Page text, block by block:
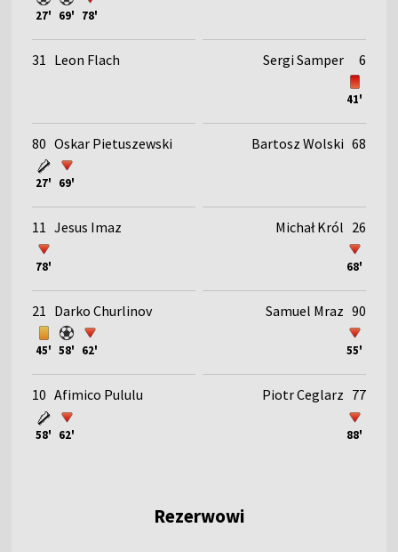
27' 69' 78'
31 Leon Flach
80 Oskar Pietuszewski
27' 69'
11 Jesus Imaz
78'
21 Darko Churlinov
45' 58' 62'
10 Afimico Pululu
58' 62'
41'
Sergi Samper 6
Bartosz Wolski 68
68'
Michał Król 26
55'
Samuel Mraz 90
88'
Piotr Ceglarz 77
Rezerwowi